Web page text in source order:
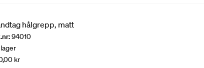
hålgrepp, matt
94010
kr